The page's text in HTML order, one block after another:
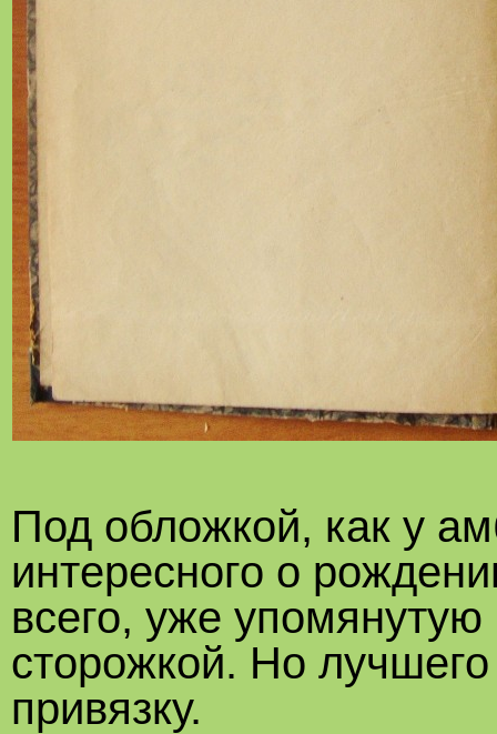
Под обложкой, как у
интересного о
всего, уже
сторожкой. Но
привязку.